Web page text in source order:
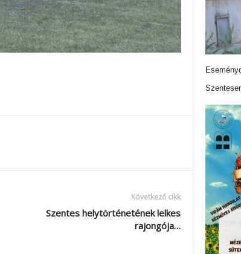
Következő cikk
Szentes helytörténetének lelkes
rajongója…